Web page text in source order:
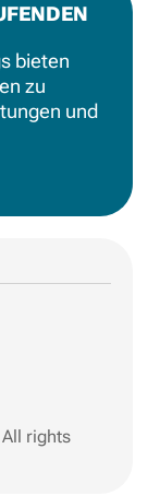
bieten
zu
und
rights